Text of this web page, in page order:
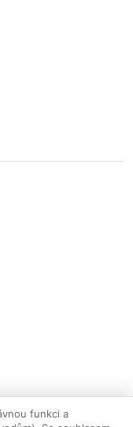
tmavý | Kontakt
funkci a